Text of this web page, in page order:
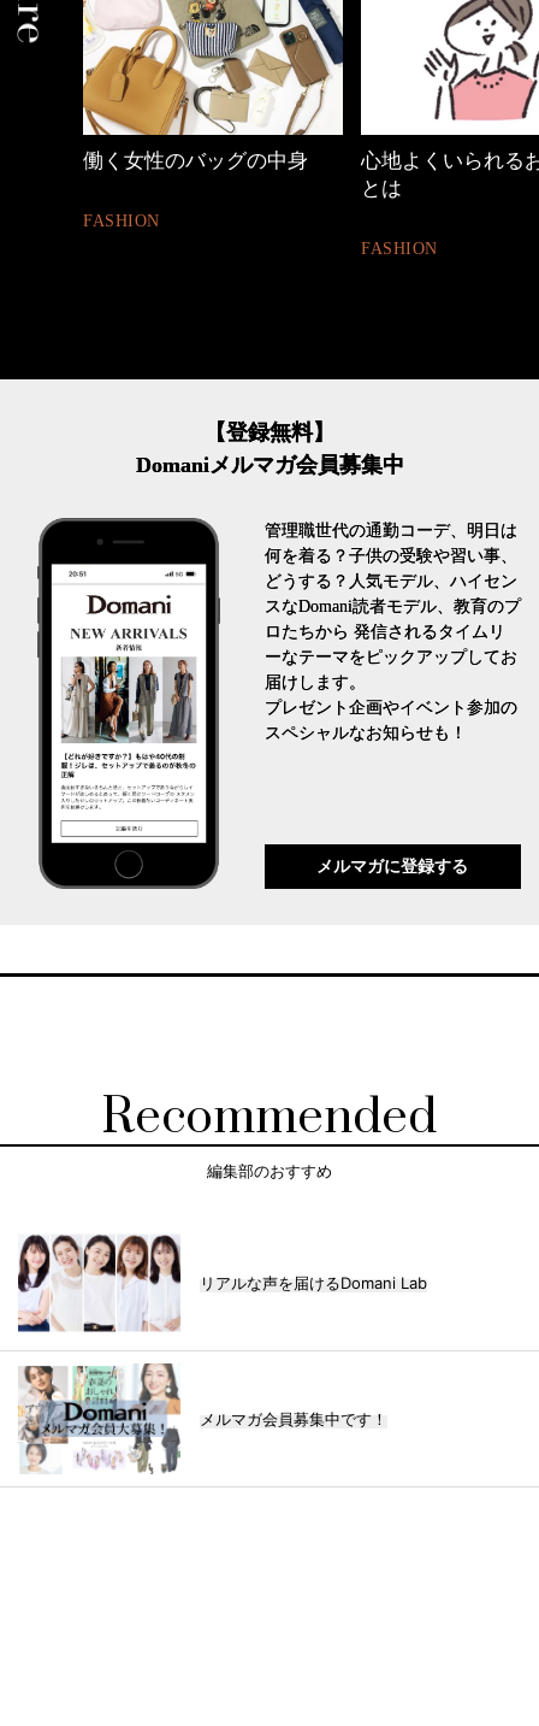
グの中身
心地よくいられるおしゃれ
優木まおみ
LIFESTYLE
【登録無料】
Domaniメルマガ会員募集中
管理職世代の通勤コーデ、明日は
何を着る？子供の受験や習い事、
どうする？人気モデル、ハイセン
スなDomani読者モデル、教育のプ
ロたちから 発信されるタイムリ
ーなテーマをピックアップしてお
届けします。
プレゼント企画やイベント参加の
スペシャルなお知らせも！
メルマガに登録する
Recommended
編集部のおすすめ
リアルな声を届けるDomani Lab
メルマガ会員募集中です！